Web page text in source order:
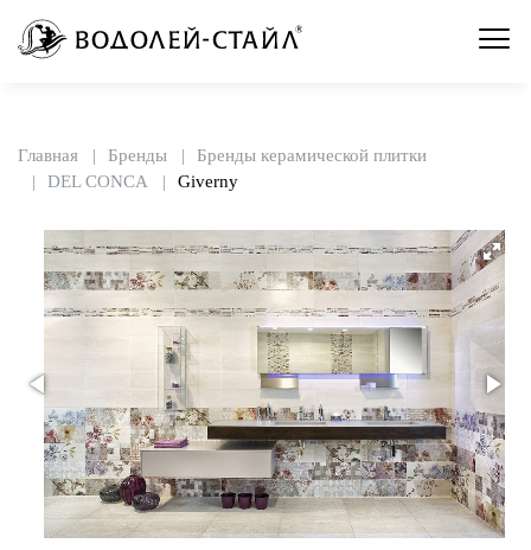
Главная Бренды
Бренды керамической плитки
DEL CONCA
Giverny